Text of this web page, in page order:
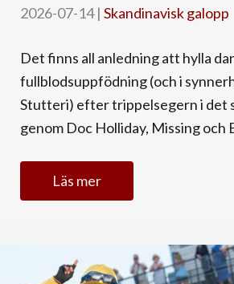
2026-07-14| Skandinavisk galopp
Det finns all anledning att hylla
fullblodsuppfödning (och i
Stutteri) efter trippelsegern i det
genom Doc Holliday, Missing och
Läs mer